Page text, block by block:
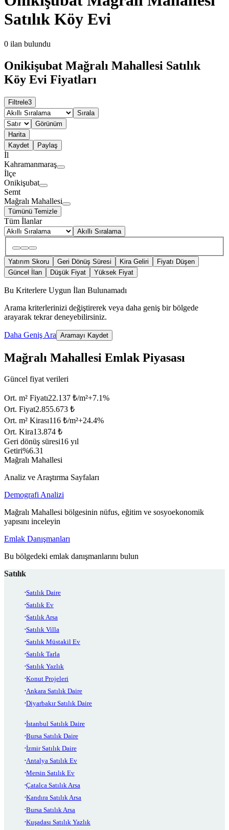
Satılık Köy Evi
0 ilan bulundu
Onikişubat Mağralı Mahallesi Satılık
Köy Evi Fiyatları
Filtrele3
Sırala
Görünüm
Harita
Kaydet
Paylaş
İl
Kahramanmaraş
İlçe
Onikişubat
Semt
Mağralı Mahallesi
Tümünü Temizle
Tüm İlanlar
Akıllı Sıralama
Yatırım Skoru Geri Dönüş Süresi Kira Geliri
Fiyatı Düşen
Güncel İlan
Düşük Fiyat Yüksek Fiyat
Bu Kriterlere Uygun İlan Bulunamadı
Arama kriterlerinizi değiştirerek veya daha geniş bir bölgede
arayarak tekrar deneyebilirsiniz.
Daha Geniş Ara Aramayı Kaydet
Mağralı Mahallesi Emlak Piyasası
Güncel fiyat verileri
Ort. m² Fiyatı22.137 ₺/m²+7.1%
Ort. Fiyat2.855.673 ₺
Ort. m² Kirası116 ₺/m²+24.4%
Ort. Kira13.874 ₺
Geri dönüş süresi16 yıl
Getiri%6.31
Mağralı Mahallesi
Analiz ve Araştırma Sayfaları
Demografi Analizi
Mağralı Mahallesi bölgesinin nüfus, eğitim ve sosyoekonomik
yapısını inceleyin
Emlak Danışmanları
Bu bölgedeki emlak danışmanlarını bulun
Satılık
Satılık Daire
Satılık Ev
Satılık Arsa
Satılık Villa
Satılık Müstakil Ev
Satılık Tarla
Satılık Yazlık
Konut Projeleri
Ankara Satılık Daire
Diyarbakır Satılık Daire
İstanbul Satılık Daire
Bursa Satılık Daire
İzmir Satılık Daire
Antalya Satılık Ev
Mersin Satılık Ev
Çatalca Satılık Arsa
Kandıra Satılık Arsa
Bursa Satılık Arsa
Kuşadası Satılık Yazlık